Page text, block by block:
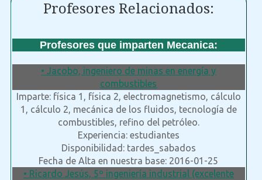
Profesores Relacionados:
Profesores que imparten Mecanica:
• Jacobo, ingeniero de minas en energía y
combustibles
Imparte: física 1, física 2, electromagnetismo, cálculo
1, cálculo 2, mecánica de los fluidos, tecnología de
combustibles, refino del petróleo.
Experiencia: estudiantes
Disponibilidad: tardes_sabados
Fecha de Alta en nuestra base: 2016-01-25
• Ricardo Jesús, 5º ingeniería industrial (excelente